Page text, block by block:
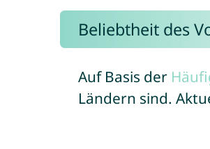
Beliebtheit des
Auf Basis der
Ländern sind.